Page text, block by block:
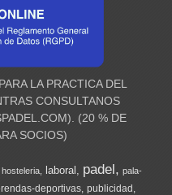
LA PRACTICA DEL
CONSULTANOS
). (20 % DE
SOCIOS)
hosteleria laboral padel
pala-
deportivas publicidad